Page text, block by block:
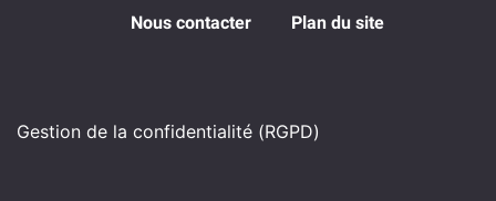
Nous contacter Plan du site
Gestion de la confidentialité (RGPD)